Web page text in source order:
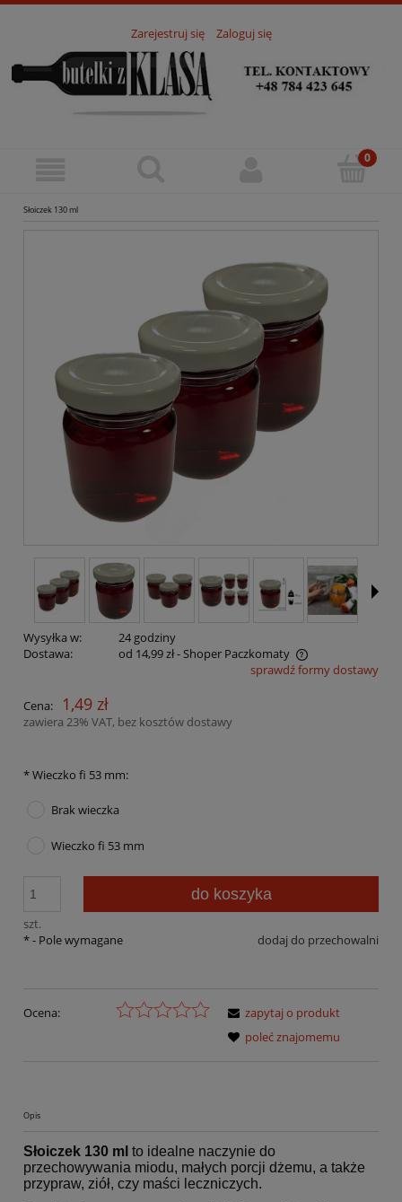
Zarejestruj się Zaloguj się
Słoiczek 130 ml
Wysyłka w:
24 godziny
Dostawa:
od 14,99 zł- Shoper Paczkomaty
Cena nie zawiera ewentualnych kosztów płatnościsprawdź formy dostawy
Cena: 1,49 zł
zawiera 23% VAT, bez kosztów dostawy
*Wieczko fi 53 mm:
Brak wieczka
Wieczko fi 53 mm
szt.
do koszyka
dodaj do przechowalni
*- Pole wymagane
Ocena:
zapytaj o produkt
poleć znajomemu
Opis
Słoiczek 130 ml to idealne naczynie do
przechowywania miodu, małych porcji dżemu, a także
przypraw, ziół, czy maści leczniczych.